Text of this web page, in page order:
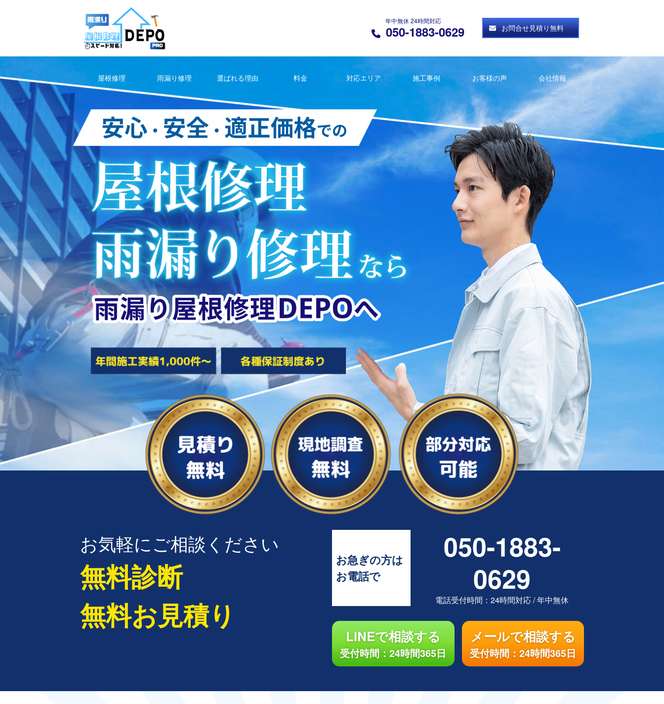
年中無休 24時間対応
050-1883-0629 お問合せ見積り無料
屋根修理 雨漏り修理 選ばれる理由 料金 対応エリア 施工事例 お客様の声 会社情報
お気軽にご相談ください
無料診断
無料お見積り
お急ぎの方は
お電話で
050-1883-
0629
電話受付時間：24時間対応/年中無休
LINEで相談する
受付時間：24時間365日
メールで相談する
受付時間：24時間365日